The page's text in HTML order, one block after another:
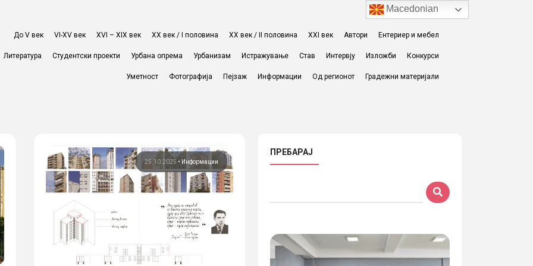
До V век VI-XV век XVI – XIX век ХХ век / I половина ХХ век / II половина XXI век Автори Ентериер и мебел
Литература Студентски проекти Урбана опрема Урбанизам Истражување Став Интервју Изложби Конкурси
Уметност Фотографија Пејзаж Информации Од регионот Градежни материјали
25.10.2025 • Информации
ПРЕБАРАЈ
Macedonian